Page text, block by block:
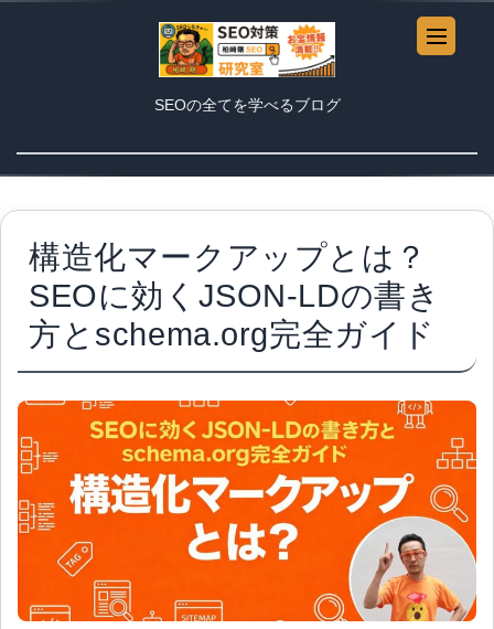
SEOの全てを学べるブログ
構造化マークアップとは？
SEOに効くJSON-LDの書き
方とschema.org完全ガイド